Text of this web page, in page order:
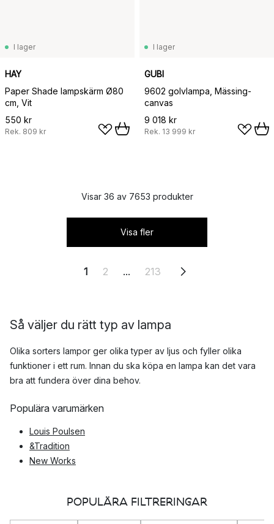
I lager
HAY
Paper Shade lampskärm Ø80
cm, Vit
550 kr
Rek. 809 kr
I lager
GUBI
9602 golvlampa, Mässing-
canvas
9 018 kr
Rek. 13 999 kr
Visar 36 av 7653 produkter
Visa fler
1 2 ... 213
Så väljer du rätt typ av lampa
Olika sorters lampor ger olika typer av ljus och fyller olika
funktioner i ett rum. Innan du ska köpa en lampa kan det vara
bra att fundera över dina behov.
Populära varumärken
Louis Poulsen
&Tradition
New Works
Ställ dig själv följande frågor:
POPULÄRA FILTRERINGAR